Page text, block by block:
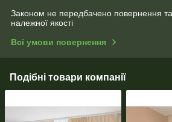
Законом не передбачено повернення
належної якості
Всі умови повернення
Подібні товари компанії